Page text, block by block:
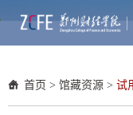
首页 > 馆藏资源 > 试